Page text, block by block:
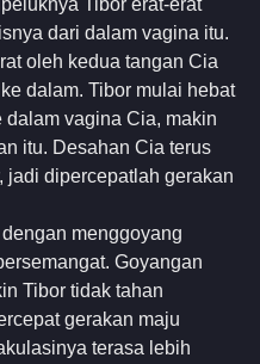
dari dalam vagina itu.
oleh kedua tangan Cia
dalam. Tibor mulai hebat
vagina Cia, makin
itu. Desahan Cia terus
jadi dipercepatlah gerakan
menggoyang
Goyangan
Tibor tidak tahan
gerakan maju
terasa lebih